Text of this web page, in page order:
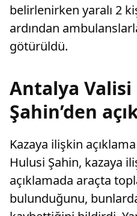
belirlenirken yaralı 2
ardından
götürüldü.
Antalya Valisi
Şahin’den
Kazaya ilişkin
Hulusi Şahin, kazaya
açıklamada araçta
bulunduğunu,